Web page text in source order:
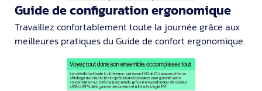
Guide de configuration ergonomique
Travaillez confortablement toute la journée grâce aux
meilleures pratiques du Guide de confort ergonomique.